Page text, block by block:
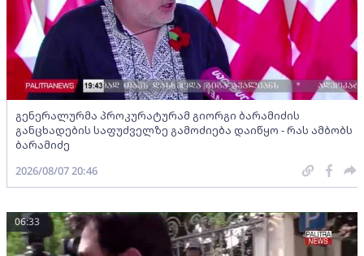
გენერალურმა პროკურატურამ გიორგი ბარამიძის
განცხადების საფუძველზე გამოძიება დაიწყო - რას ამბობს
ბარამიძე
2026/08/07 20:46
06:33